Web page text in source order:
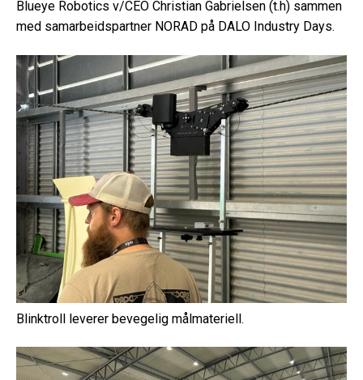
Blueye Robotics v/CEO Christian Gabrielsen (t.h) sammen
med samarbeidspartner NORAD på DALO Industry Days.
Blinktroll leverer bevegelig målmateriell.